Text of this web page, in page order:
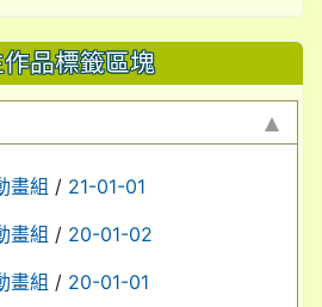
品標籤區塊
畫組 / 21-01-01
畫組 / 20-01-02
畫組 / 20-01-01